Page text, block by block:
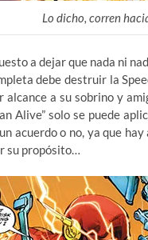
Lo dicho, corren
a dejar que nada ni
debe destruir la
a su sobrino y
Alive” solo se puede
acuerdo o no, ya que
su propósito…